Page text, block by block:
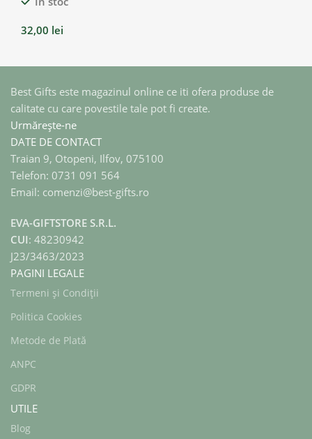
32,00 lei
Best Gifts este magazinul online ce iti ofera produse de
calitate cu care povestile tale pot fi create.
Urmărește-ne
DATE DE CONTACT
Traian 9, Otopeni, Ilfov, 075100
Telefon: 0731 091 564
Email: comenzi@best-gifts.ro
EVA-GIFTSTORE S.R.L.
CUI: 48230942
J23/3463/2023
PAGINI LEGALE
Termeni și Condiții
Politica Cookies
Metode de Plată
ANPC
GDPR
UTILE
Blog